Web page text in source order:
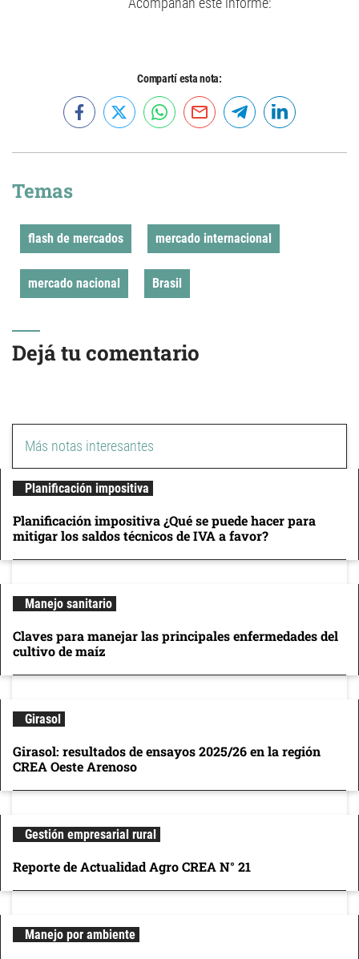
Compartí esta nota:
Temas
flash de mercados mercado internacional
mercado nacional Brasil
Dejá tu comentario
Más notas interesantes
Planificación impositiva
Planificación impositiva ¿Qué se puede hacer para
mitigar los saldos técnicos de IVA a favor?
Manejo sanitario
Claves para manejar las principales enfermedades del
cultivo de maíz
Girasol
Girasol: resultados de ensayos 2025/26 en la región
CREA Oeste Arenoso
Gestión empresarial rural
Reporte de Actualidad Agro CREA N° 21
Manejo por ambiente